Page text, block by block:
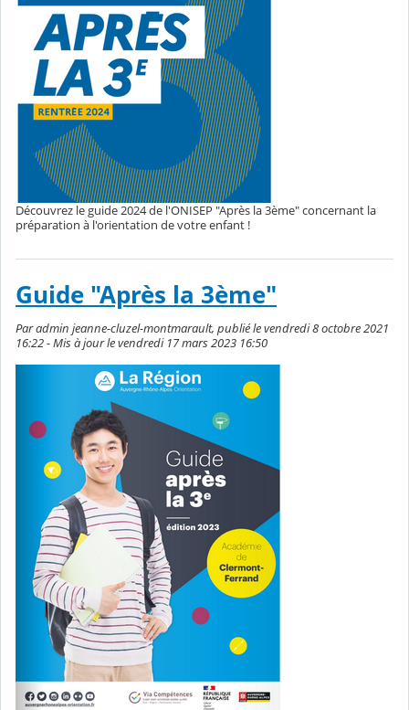
Découvrez le guide 2024 de l'ONISEP "Après la 3ème" concernant la
préparation à l'orientation de votre enfant !
Guide "Après la 3ème"
Par admin jeanne-cluzel-montmarault, publié le vendredi 8 octobre 2021
16:22 - Mis à jour le vendredi 17 mars 2023 16:50